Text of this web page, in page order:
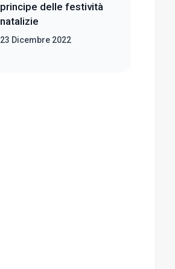
principe delle festività
natalizie
23 Dicembre 2022